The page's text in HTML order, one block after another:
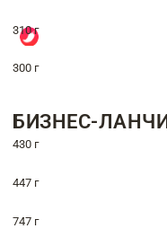
310 г
300 г
БИЗНЕС-ЛАНЧИ
430 г
447 г
747 г